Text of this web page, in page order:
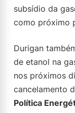
subsídio da
como próximo
Durigan
de etanol na
nos próximos
cancelamento
Política